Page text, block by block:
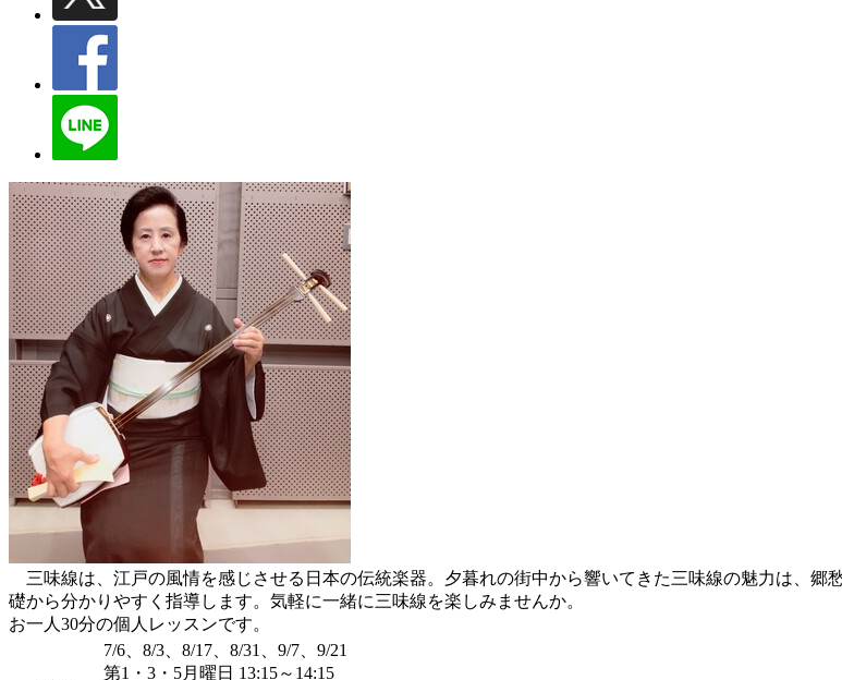
三味線は、江戸の風情を感じさせる日本の伝統楽器。夕暮れの街中から響いてきた三味線の魅力は、
礎から分かりやすく指導します。気軽に一緒に三味線を楽しみませんか。
お一人30分の個人レッスンです。
7/6、8/3、8/17、8/31、9/7、9/21
第1・3・5月曜日 13:15～14:15